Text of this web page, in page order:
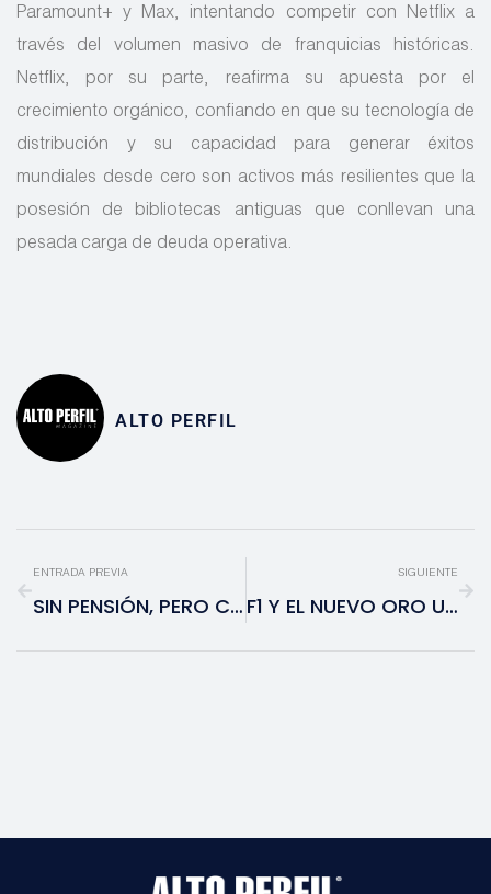
Paramount+ y Max, intentando competir con Netflix a
través del volumen masivo de franquicias históricas.
Netflix, por su parte, reafirma su apuesta por el
crecimiento orgánico, confiando en que su tecnología de
distribución y su capacidad para generar éxitos
mundiales desde cero son activos más resilientes que la
posesión de bibliotecas antiguas que conllevan una
pesada carga de deuda operativa.
ALTO PERFIL
ENTRADA PREVIA
SIN PENSIÓN, PERO CON PLAN: EL DESAFÍO DE INVERTIR EN EL MÉXICO DE HOY
SIGUIENTE
F1 Y EL NUEVO ORO URBANO: CÓMO LAS VEGAS HA TRANSFORMADO EL MODELO DE GP EN 2026